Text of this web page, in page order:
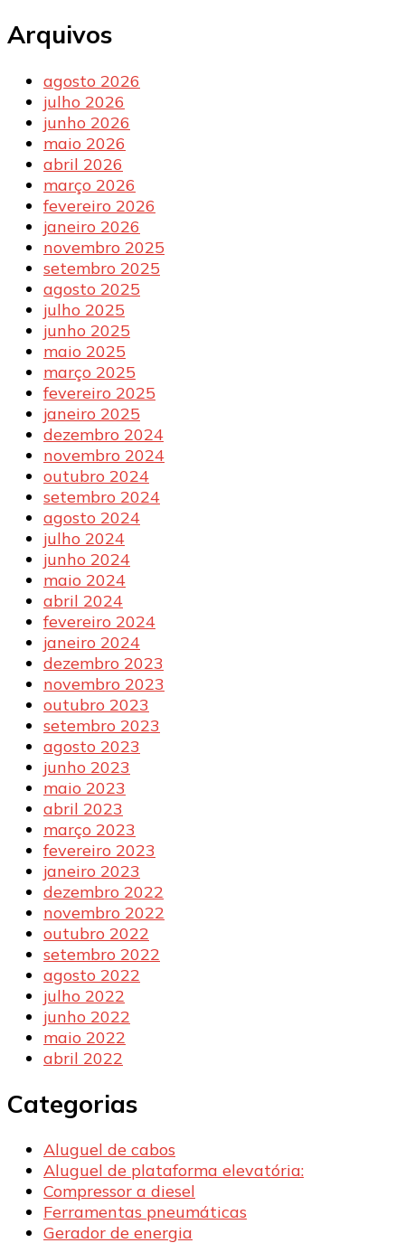
Arquivos
agosto 2026
julho 2026
junho 2026
maio 2026
abril 2026
março 2026
fevereiro 2026
janeiro 2026
novembro 2025
setembro 2025
agosto 2025
julho 2025
junho 2025
maio 2025
março 2025
fevereiro 2025
janeiro 2025
dezembro 2024
novembro 2024
outubro 2024
setembro 2024
agosto 2024
julho 2024
junho 2024
maio 2024
abril 2024
fevereiro 2024
janeiro 2024
dezembro 2023
novembro 2023
outubro 2023
setembro 2023
agosto 2023
junho 2023
maio 2023
abril 2023
março 2023
fevereiro 2023
janeiro 2023
dezembro 2022
novembro 2022
outubro 2022
setembro 2022
agosto 2022
julho 2022
junho 2022
maio 2022
abril 2022
Categorias
Aluguel de cabos
Aluguel de plataforma elevatória:
Compressor a diesel
Ferramentas pneumáticas
Gerador de energia